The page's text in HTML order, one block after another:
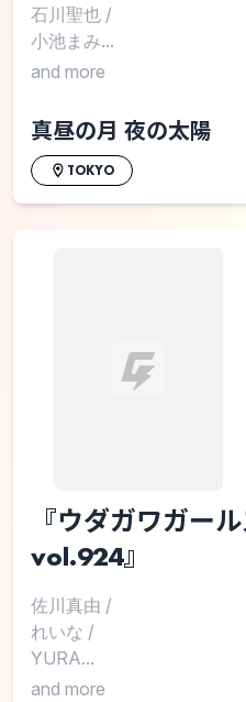
石川聖也 /
小池まみ...
and more
真昼の月 夜の太陽
TOKYO
『ウダガワガー
vol.924』
佐川真由 /
れいな /
YURA...
and more